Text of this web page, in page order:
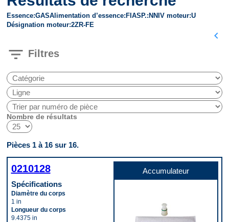
Essence GASAlimentation d’essence FI ASP. N NIV moteur U
Désignation moteur 2ZR-FE
chevron_left
filter_list Filtres
Nombre de résultats
Pièces 1 à 16 sur 16.
0210128
Spécifications
Diamètre du corps
1 in
Longueur du corps
9.4375 in
Accumulateur